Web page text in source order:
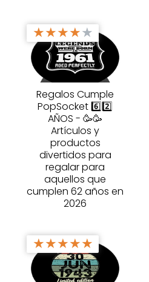
★★★★★
Regalos Cumple
PopSocket 6️⃣2️⃣
AÑOS - 🥳🥳
Artículos y
productos
divertidos para
regalar para
aquellos que
cumplen 62 años en
2026
★★★★★